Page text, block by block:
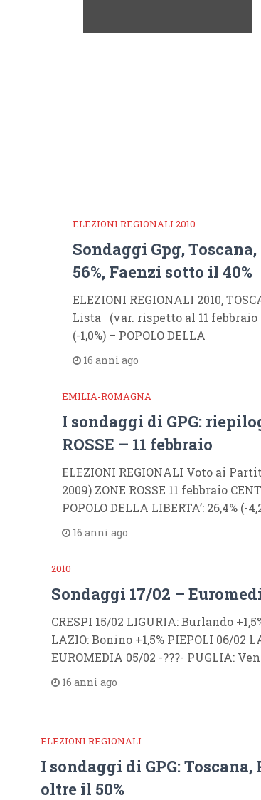
ELEZIONI REGIONALI 2010
Sondaggi Gpg,
56%, Faenzi sotto il 40%
ELEZIONI REGIONALI 2010,
Lista (var. rispetto al 11 febbraio
(-1,0%) – POPOLO DELLA
16 anni ago
EMILIA-ROMAGNA
I sondaggi di GPG:
ROSSE – 11 febbraio
ELEZIONI REGIONALI Voto ai
2009) ZONE ROSSE 11 febbraio
POPOLO DELLA LIBERTA’: 26,4% (-
16 anni ago
2010
Sondaggi 17/02 –
CRESPI 15/02 LIGURIA: Burlando
LAZIO: Bonino +1,5% PIEPOLI 06/02
EUROMEDIA 05/02 -???- PUGLIA:
16 anni ago
ELEZIONI REGIONALI
I sondaggi di GPG:
oltre il 50%